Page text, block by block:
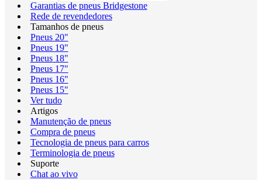
Garantias de pneus Bridgestone
Rede de revendedores
Tamanhos de pneus
Pneus 20"
Pneus 19"
Pneus 18"
Pneus 17"
Pneus 16"
Pneus 15"
Ver tudo
Artigos
Manutenção de pneus
Compra de pneus
Tecnologia de pneus para carros
Terminologia de pneus
Suporte
Chat ao vivo